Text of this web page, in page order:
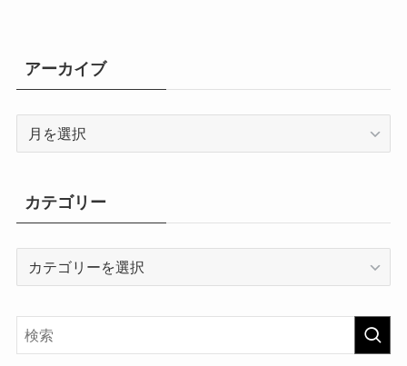
アーカイブ
ブ
カテゴリー
リ